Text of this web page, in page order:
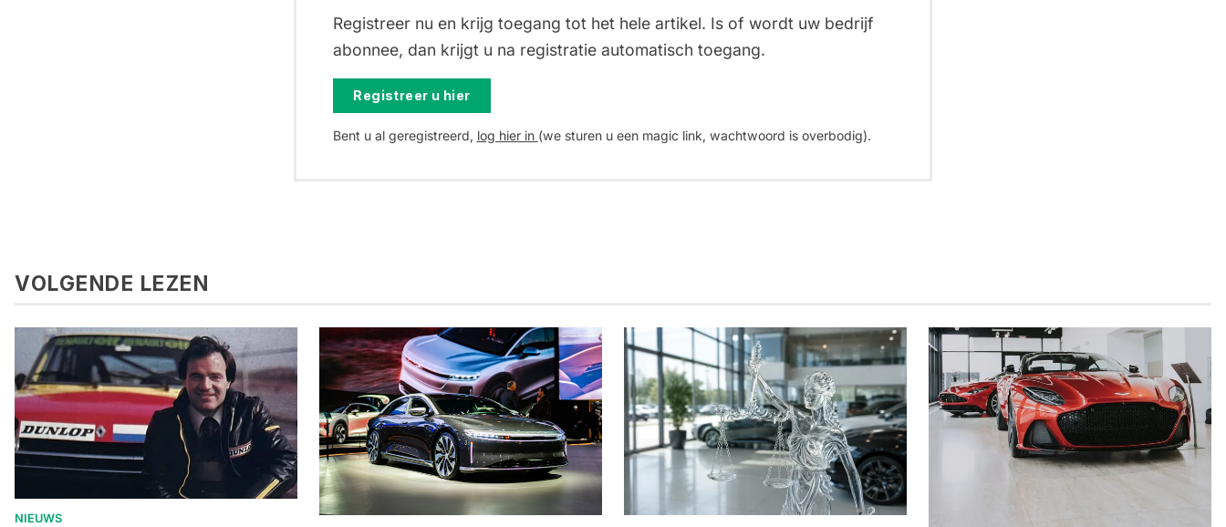
Registreer nu en krijg toegang tot het hele artikel. Is of wordt uw bedrijf
abonnee, dan krijgt u na registratie automatisch toegang.
Registreer u hier
Bent u al geregistreerd, log hier in (we sturen u een magic link, wachtwoord is overbodig).
VOLGENDE LEZEN
NIEUWS